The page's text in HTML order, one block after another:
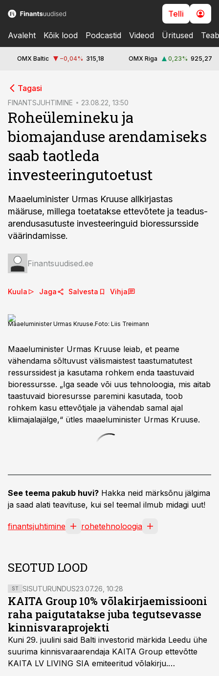
Telli
Avaleht Kõik lood Podcastid Videod Üritused
OMX Baltic −0,04% 315,18 OMX Riga 0,23% 925,27
Tagasi
FINANTSJUHTIMINE 23.08.22, 13:50
Roheülemineku ja
biomajanduse arendamiseks
saab taotleda
investeeringutoetust
Maaeluminister Urmas Kruuse allkirjastas
määruse, millega toetatakse ettevõtete ja teadus-
arendusasutuste investeeringuid bioressursside
väärindamisse.
Finantsuudised.ee
Kuula Jaga Salvesta Vihja
Maaeluminister Urmas Kruuse.Foto: Liis Treimann
Maaeluminister Urmas Kruuse leiab, et peame
vähendama sõltuvust välismaistest taastumatutest
ressurssidest ja kasutama rohkem enda taastuvaid
bioressursse. „Iga seade või uus tehnoloogia, mis aitab
taastuvaid bioresursse paremini kasutada, toob
rohkem kasu ettevõtjale ja vähendab samal ajal
kliimajalajälge,“ ütles maaeluminister Urmas Kruuse.
See teema pakub huvi? Hakka neid märksõnu jälgima
ja saad alati teavituse, kui sel teemal ilmub midagi uut!
finantsjuhtimine rohetehnoloogia
SEOTUD LOOD
ST SISUTURUNDUS23.07.26, 10:28
KAITA Group 10% võlakirjaemissiooni
raha paigutatakse juba tegutsevasse
kinnisvaraprojekti
Kuni 29. juulini said Balti investorid märkida Leedu ühe
suurima kinnisvaraarendaja KAITA Group ettevõtte
KAITA LV LIVING SIA emiteeritud võlakirju.